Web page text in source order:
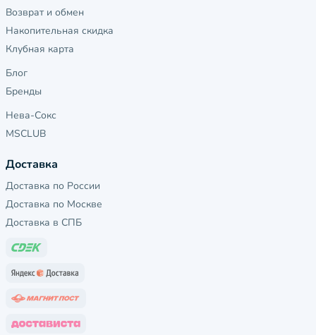
Возврат и обмен
Накопительная скидка
Клубная карта
Блог
Бренды
Нева-Сокс
MSCLUB
Доставка
Доставка по России
Доставка по Москве
Доставка в СПБ